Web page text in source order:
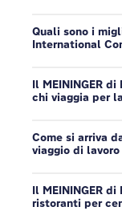
Quali sono i
International
Il MEININGER
chi viaggia per
Come si arriva
viaggio di lavoro
Il MEININGER
ristoranti per